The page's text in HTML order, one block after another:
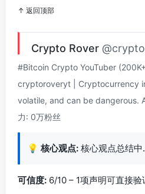
↑ 返回顶部
Crypto Rover
#Bitcoin Crypto YouTuber
cryptoroveryt | Cryptocurrency
volatile, and can be dangerous.
力: 0万粉丝
💡 核心观点: 核心观点总结
可信度: 6/10 – 1项声明可直接